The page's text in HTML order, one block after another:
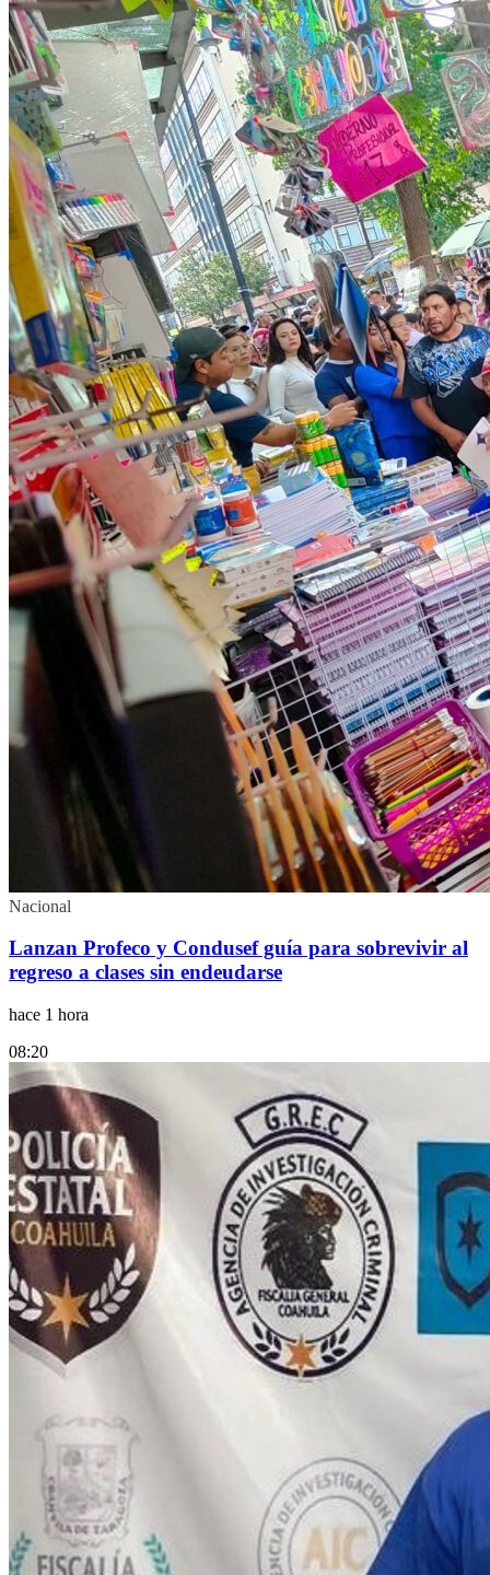
Nacional
Lanzan Profeco y Condusef guía para sobrevivir al
regreso a clases sin endeudarse
hace 1 hora
08:20